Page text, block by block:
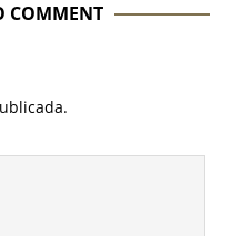
COMMENT